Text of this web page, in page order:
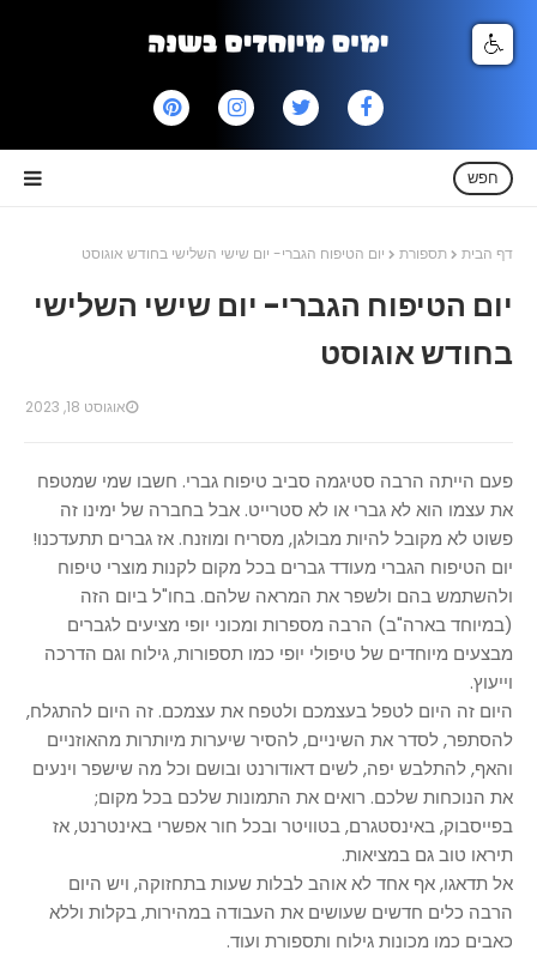
חפש
דף הבית תספורת יום הטיפוח הגברי- יום שישי השלישי בחודש אוגוסט
יום הטיפוח הגברי- יום שישי השלישי
בחודש אוגוסט
אוגוסט 18, 2023
פעם הייתה הרבה סטיגמה סביב טיפוח גברי. חשבו שמי שמטפח
את עצמו הוא לא גברי או לא סטרייט. אבל בחברה של ימינו זה
פשוט לא מקובל להיות מבולגן, מסריח ומוזנח. אז גברים תתעדכנו!
יום הטיפוח הגברי מעודד גברים בכל מקום לקנות מוצרי טיפוח
ולהשתמש בהם ולשפר את המראה שלהם. בחו"ל ביום הזה
(במיוחד בארה"ב) הרבה מספרות ומכוני יופי מציעים לגברים
מבצעים מיוחדים של טיפולי יופי כמו תספורות, גילוח וגם הדרכה
וייעוץ.
היום זה היום לטפל בעצמכם ולטפח את עצמכם. זה היום להתגלח,
להסתפר, לסדר את השיניים, להסיר שיערות מיותרות מהאוזניים
והאף, להתלבש יפה, לשים דאודורנט ובושם וכל מה שישפר וינעים
את הנוכחות שלכם. רואים את התמונות שלכם בכל מקום;
בפייסבוק, באינסטגרם, בטוויטר ובכל חור אפשרי באינטרנט, אז
תיראו טוב גם במציאות.
אל תדאגו, אף אחד לא אוהב לבלות שעות בתחזוקה, ויש היום
הרבה כלים חדשים שעושים את העבודה במהירות, בקלות וללא
כאבים כמו מכונות גילוח ותספורת ועוד.